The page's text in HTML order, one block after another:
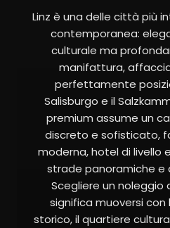
Linz è una delle città più
contemporanea:
culturale ma
manifattura,
perfettamente
Salisburgo e il
premium assume un
discreto e sofisticato,
moderna, hotel di livello
strade panoramiche e
Scegliere un noleggio
significa muoversi
storico, il quartiere